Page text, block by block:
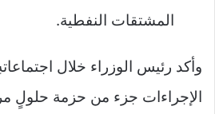
المشتقات النفطية.
وأكد رئيس الوزراء خلال
الإجراءات جزء من حزمة حلولٍ